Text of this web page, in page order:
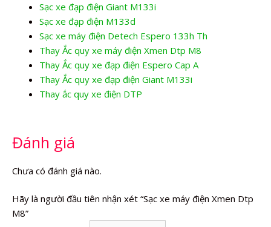
Sạc xe đạp điện Giant M133i
Sạc xe đạp điện M133d
Sạc xe máy điện Detech Espero 133h Th
Thay Ắc quy xe máy điện Xmen Dtp M8
Thay Ắc quy xe đạp điện Espero Cap A
Thay Ắc quy xe đạp điện Giant M133i
Thay ắc quy xe điện DTP
Đánh giá
Chưa có đánh giá nào.
Hãy là người đầu tiên nhận xét “Sạc xe máy điện Xmen Dtp
M8”